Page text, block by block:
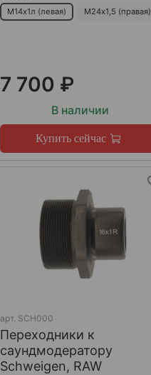
М14х1л (левая) М24х1,5 (правая)
7 700 ₽
В наличии
Купить сейчас
арт. SCH000
Переходники к
саундмодератору
Schweigen, RAW